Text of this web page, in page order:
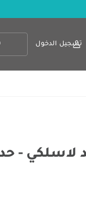
تسجيل الدخول
لاسلكي -